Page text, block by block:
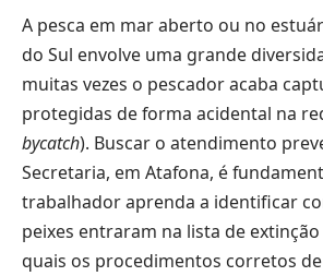
A pesca em mar aberto ou no
do Sul envolve uma grande
muitas vezes o pescador acaba
protegidas de forma acidental na
bycatch). Buscar o atendimento
Secretaria, em Atafona, é
trabalhador aprenda a identificar
peixes entraram na lista de
quais os procedimentos corretos